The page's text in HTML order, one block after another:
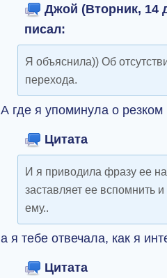
Джой (Вторник, 14
писал:
Я объяснила)) Об
перехода.
А где я упоминула о
Цитата
И я приводила фразу ее
заставляет ее вспомнить
ему..
а я тебе отвечала, как я
Цитата